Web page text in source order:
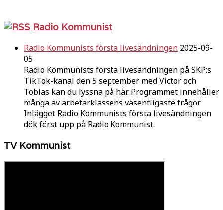
Radio Kommunist
Radio Kommunists första livesändningen 2025-09-
05
Radio Kommunists första livesändningen på SKP:s
TikTok-kanal den 5 september med Victor och
Tobias kan du lyssna på här. Programmet innehåller
många av arbetarklassens väsentligaste frågor.
Inlägget Radio Kommunists första livesändningen
dök först upp på Radio Kommunist.
TV Kommunist